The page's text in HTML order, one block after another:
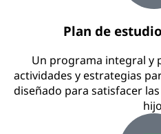
Plan de
Un programa integral y
actividades y estrategias
diseñado para satisfacer